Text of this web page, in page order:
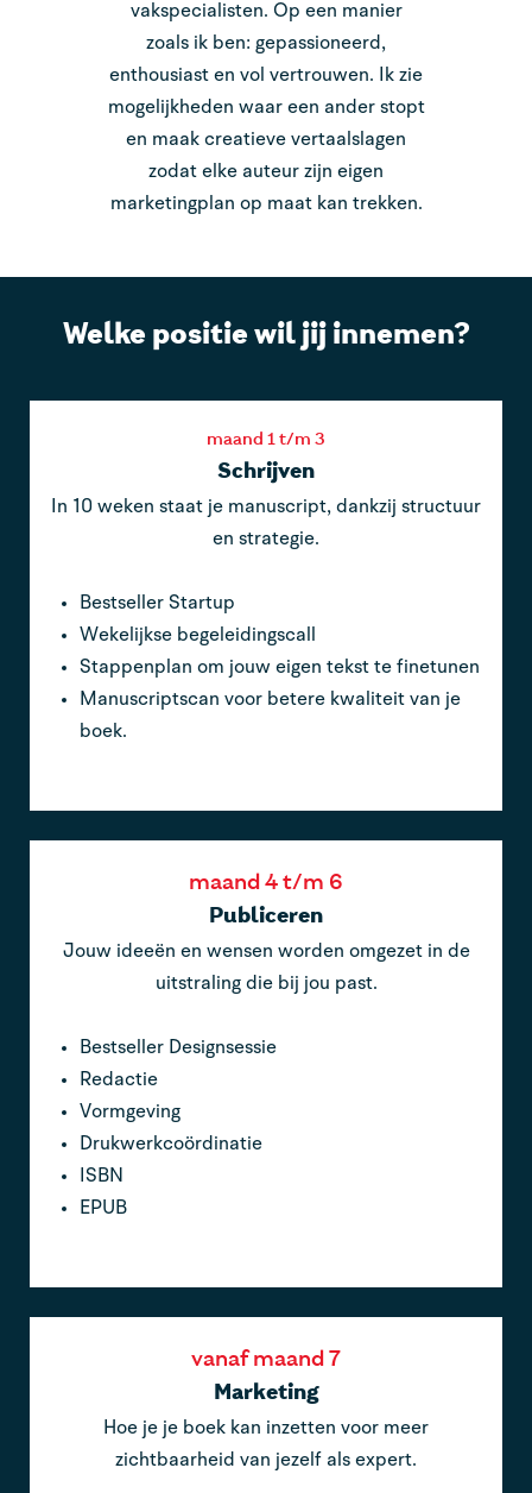
vakspecialisten. Op een manier
zoals ik ben: gepassioneerd,
enthousiast en vol vertrouwen. Ik zie
mogelijkheden waar een ander stopt
en maak creatieve vertaalslagen
zodat elke auteur zijn eigen
marketingplan op maat kan trekken.
Welke positie wil jij innemen?
maand 1 t/m 3
Schrijven
In 10 weken staat je manuscript, dankzij structuur
en strategie.
Bestseller Startup
Wekelijkse begeleidingscall
Stappenplan om jouw eigen tekst te finetunen
Manuscriptscan voor betere kwaliteit van je
boek.
maand 4 t/m 6
Publiceren
Jouw ideeën en wensen worden omgezet in de
uitstraling die bij jou past.
Bestseller Designsessie
Redactie
Vormgeving
Drukwerkcoördinatie
ISBN
EPUB
vanaf maand 7
Marketing
Hoe je je boek kan inzetten voor meer
zichtbaarheid van jezelf als expert.